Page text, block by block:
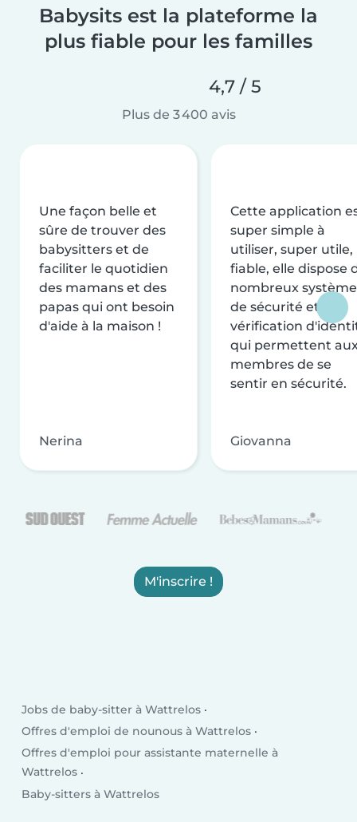
Babysits est la plateforme la
plus fiable pour les familles
4,7 / 5
Plus de 3 400 avis
Une façon belle et
sûre de trouver des
babysitters et de
faciliter le quotidien
des mamans et des
papas qui ont besoin
d'aide à la maison !
Nerina
Cette application
super simple à
utiliser, super utile,
fiable, elle dispose
nombreux
de sécurité et de
vérification
qui permettent
membres de se
sentir en sécurité.
Giovanna
M'inscrire !
Jobs de baby-sitter à Wattrelos
Offres d'emploi de nounous à Wattrelos
Offres d'emploi pour assistante maternelle à
Wattrelos
Baby-sitters à Wattrelos